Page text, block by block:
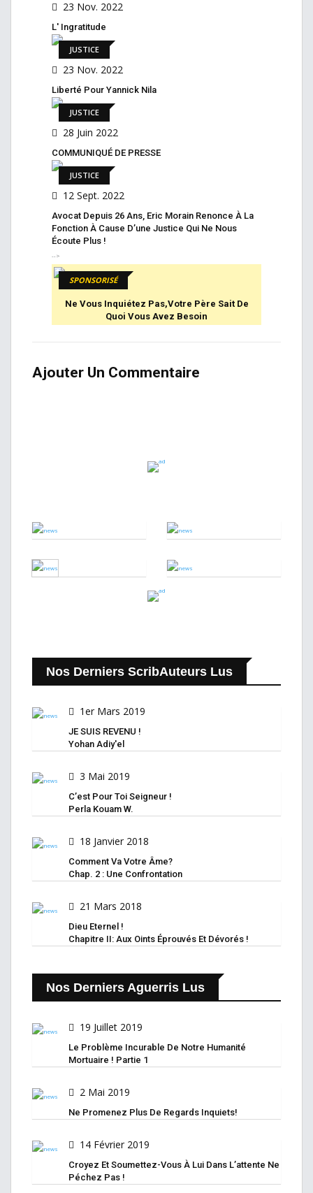
23 Nov. 2022
L' Ingratitude
JUSTICE
23 Nov. 2022
Liberté Pour Yannick Nila
JUSTICE
28 Juin 2022
COMMUNIQUÉ DE PRESSE
JUSTICE
12 Sept. 2022
Avocat Depuis 26 Ans, Eric Morain Renonce À La
Fonction À Cause D’une Justice Qui Ne Nous
Écoute Plus !
-->
SPONSORISÉ
Ne Vous Inquiétez Pas,votre Père Sait De
Quoi Vous Avez Besoin
Ajouter Un Commentaire
Nos Derniers ScribAuteurs Lus
1er Mars 2019
JE SUIS REVENU !
Yohan Adiy'el
3 Mai 2019
C’est Pour Toi Seigneur !
Perla Kouam W.
18 Janvier 2018
Comment Va Votre Âme?
Chap. 2 : Une Confrontation
21 Mars 2018
Dieu Eternel !
Chapitre II: Aux Oints Éprouvés Et Dévorés !
Nos Derniers Aguerris Lus
19 Juillet 2019
Le Problème Incurable De Notre Humanité
Mortuaire ! Partie 1
2 Mai 2019
Ne Promenez Plus De Regards Inquiets!
14 Février 2019
Croyez Et Soumettez-Vous À Lui Dans L’attente Ne
Péchez Pas !